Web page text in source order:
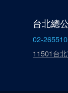
台北總
02-
11501台